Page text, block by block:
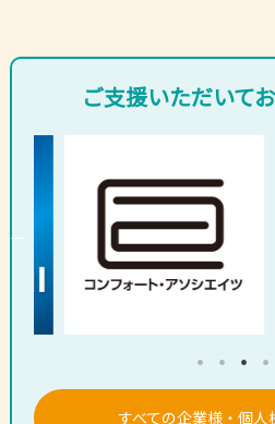
ご支援いただいて
すべての企業様・個人